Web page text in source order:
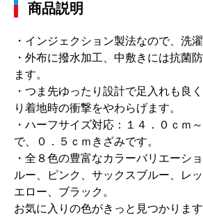
商品説明
・インジェクション製法なので、洗
・外布に撥水加工、中敷きには抗菌
ます。
・つま先ゆったり設計で足入れも良
り着地時の衝撃をやわらげます。
・ハーフサイズ対応：１４．０ｃｍ
で、０．５ｃｍきざみです。
・全８色の豊富なカラーバリエーシ
ルー、ピンク、サックスブルー、レ
エロー、ブラック。
お気に入りの色がきっと見つかります